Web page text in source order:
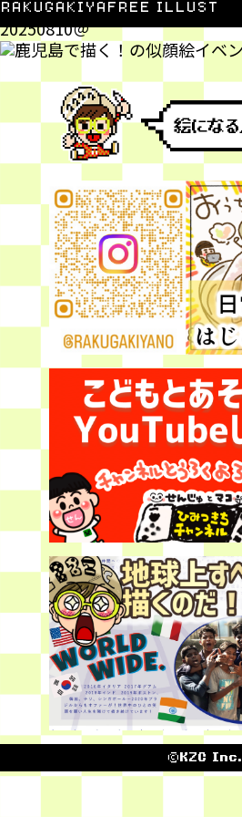
RAKUGAKIYA FREE ILLUST
鹿児島で描く！
20250810＠
©KZC Inc.